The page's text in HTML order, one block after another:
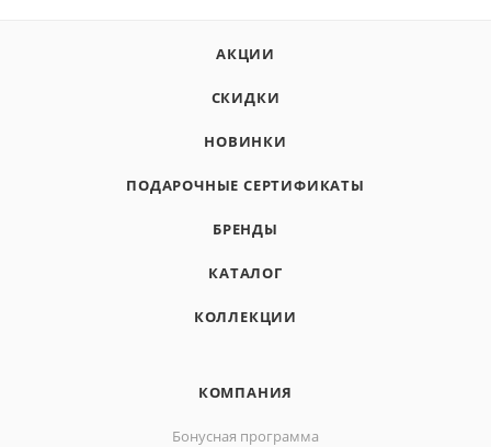
АКЦИИ
СКИДКИ
НОВИНКИ
ПОДАРОЧНЫЕ СЕРТИФИКАТЫ
БРЕНДЫ
КАТАЛОГ
КОЛЛЕКЦИИ
КОМПАНИЯ
Бонусная программа